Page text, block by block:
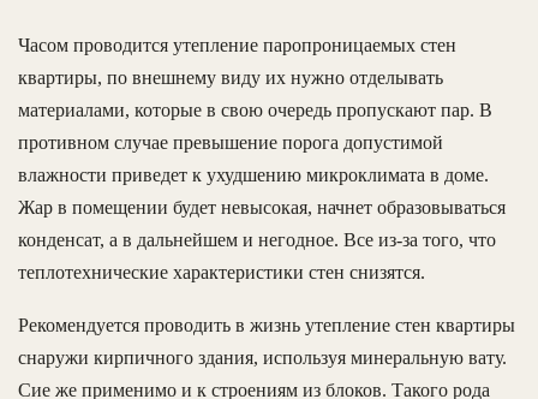
Часом проводится утепление паропроницаемых стен
квартиры, по внешнему виду их нужно отделывать
материалами, которые в свою очередь пропускают пар. В
противном случае превышение порога допустимой
влажности приведет к ухудшению микроклимата в доме.
Жар в помещении будет невысокая, начнет образовываться
конденсат, а в дальнейшем и негодное. Все из-за того, что
теплотехнические характеристики стен снизятся.
Рекомендуется проводить в жизнь утепление стен квартиры
снаружи кирпичного здания, используя минеральную вату.
Сие же применимо и к строениям из блоков. Такого рода